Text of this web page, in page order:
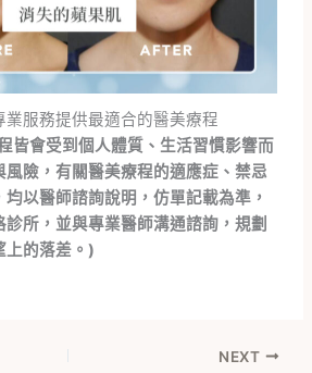
業服務提供最適合的醫美療程
皆會受到個人體質、生活習慣影響而
風險，有關醫美療程的適應症、禁忌
以醫師諮詢說明，仿單記載為準，
所，並與專業醫師溝通諮詢，規劃
上的落差。)
NEXT